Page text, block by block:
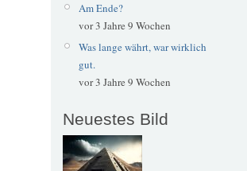
Am Ende?
vor 3 Jahre 9 Wochen
Was lange währt, war wirklich
gut.
vor 3 Jahre 9 Wochen
Neuestes Bild